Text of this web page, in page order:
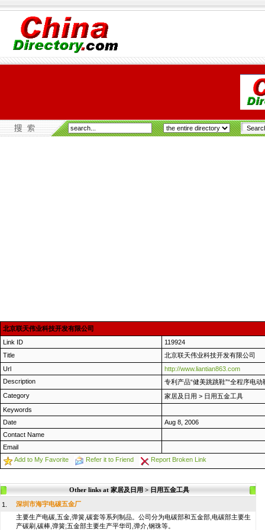
北京联天伟业科技开发有限公司
Link ID
119924
Title
北京联天伟业科技开发有限公司
Url
http://www.liantian863.com
Description
专利产品“健美跳跳鞋”“全程序电
Category
家居及日用 > 日用五金工具
Keywords
Date
Aug 8, 2006
Contact Name
Email
Add to My Favorite
Refer it to Friend Report Broken Link
Other links at 家居及日用 > 日用五金工具
1.
深圳市海宇电碳五金厂
主要生产电碳,五金,弹簧,碳套等系列制品。公司分为电碳部和五金部,电碳部主要生
产碳刷,碳棒,弹簧;五金部主要生产平华司,弹介,钢珠等。